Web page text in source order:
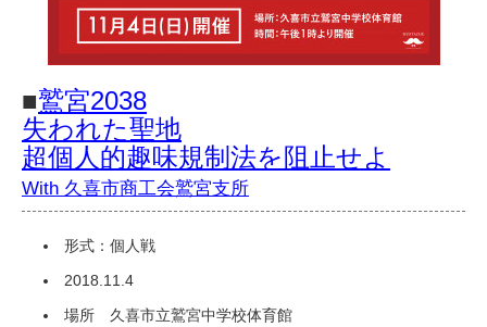
■鷲宮2038
失われた聖地
超個人的趣味規制法を阻止せよ
With 久喜市商工会鷲宮支所
形式：個人戦
2018.11.4
場所 久喜市立鷲宮中学校体育館